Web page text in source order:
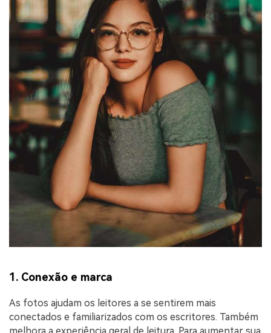
1. Conexão e marca
As fotos ajudam os leitores a se sentirem mais
conectados e familiarizados com os escritores. Também